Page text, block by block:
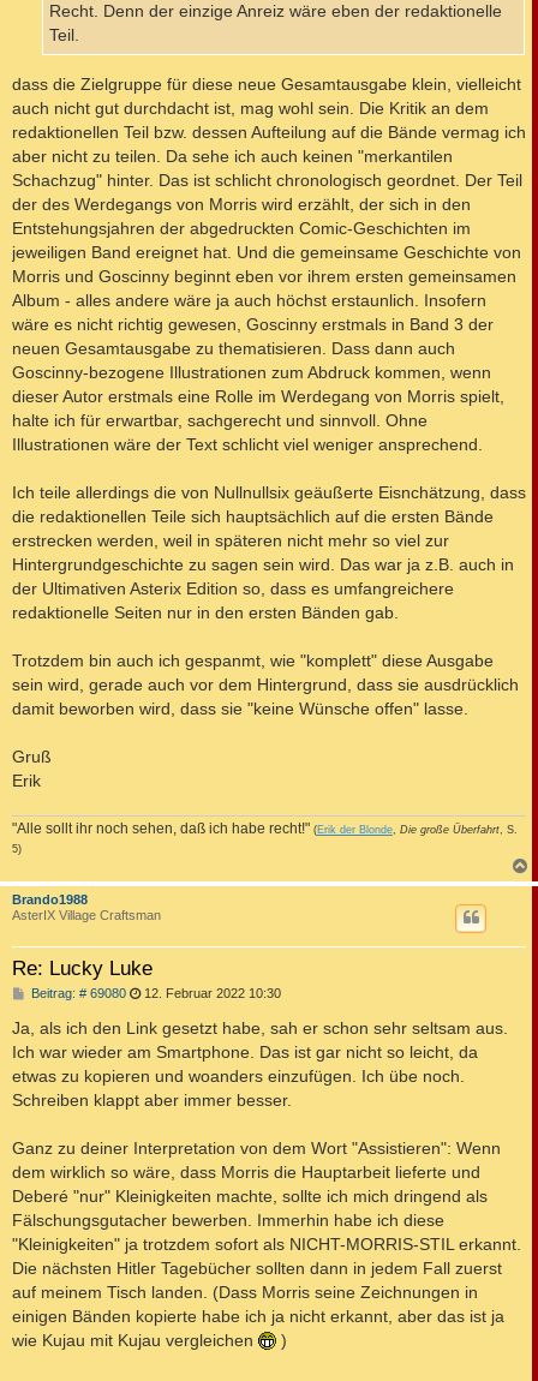
Recht. Denn der einzige Anreiz wäre eben der redaktionelle
Teil.
dass die Zielgruppe für diese neue Gesamtausgabe klein, vielleicht
auch nicht gut durchdacht ist, mag wohl sein. Die Kritik an dem
redaktionellen Teil bzw. dessen Aufteilung auf die Bände vermag ich
aber nicht zu teilen. Da sehe ich auch keinen "merkantilen
Schachzug" hinter. Das ist schlicht chronologisch geordnet. Der Teil
der des Werdegangs von Morris wird erzählt, der sich in den
Entstehungsjahren der abgedruckten Comic-Geschichten im
jeweiligen Band ereignet hat. Und die gemeinsame Geschichte von
Morris und Goscinny beginnt eben vor ihrem ersten gemeinsamen
Album - alles andere wäre ja auch höchst erstaunlich. Insofern
wäre es nicht richtig gewesen, Goscinny erstmals in Band 3 der
neuen Gesamtausgabe zu thematisieren. Dass dann auch
Goscinny-bezogene Illustrationen zum Abdruck kommen, wenn
dieser Autor erstmals eine Rolle im Werdegang von Morris spielt,
halte ich für erwartbar, sachgerecht und sinnvoll. Ohne
Illustrationen wäre der Text schlicht viel weniger ansprechend.
Ich teile allerdings die von Nullnullsix geäußerte Eisnchätzung, dass
die redaktionellen Teile sich hauptsächlich auf die ersten Bände
erstrecken werden, weil in späteren nicht mehr so viel zur
Hintergrundgeschichte zu sagen sein wird. Das war ja z.B. auch in
der Ultimativen Asterix Edition so, dass es umfangreichere
redaktionelle Seiten nur in den ersten Bänden gab.
Trotzdem bin auch ich gespanmt, wie "komplett" diese Ausgabe
sein wird, gerade auch vor dem Hintergrund, dass sie ausdrücklich
damit beworben wird, dass sie "keine Wünsche offen" lasse.
Gruß
Erik
"Alle sollt ihr noch sehen, daß ich habe recht!" (Erik der Blonde, Die große Überfahrt, S.
5)
a
Brando1988
AsterIX Village Craftsman
Re: Lucky Luke
Beitrag: # 69080B
t
r
g
12. Februar 2022 10:30
Ja, als ich den Link gesetzt habe, sah er schon sehr seltsam aus.
Ich war wieder am Smartphone. Das ist gar nicht so leicht, da
etwas zu kopieren und woanders einzufügen. Ich übe noch.
Schreiben klappt aber immer besser.
Ganz zu deiner Interpretation von dem Wort "Assistieren": Wenn
dem wirklich so wäre, dass Morris die Hauptarbeit lieferte und
Deberé "nur" Kleinigkeiten machte, sollte ich mich dringend als
Fälschungsgutacher bewerben. Immerhin habe ich diese
"Kleinigkeiten" ja trotzdem sofort als NICHT-MORRIS-STIL erkannt.
Die nächsten Hitler Tagebücher sollten dann in jedem Fall zuerst
auf meinem Tisch landen. (Dass Morris seine Zeichnungen in
einigen Bänden kopierte habe ich ja nicht erkannt, aber das ist ja
wie Kujau mit Kujau vergleichen
)